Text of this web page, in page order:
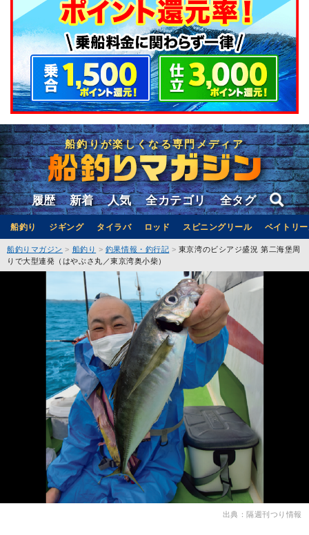
船釣りが楽しくなる専門メディア
履歴 新着 人気 全カテゴリ 全タグ
船釣り ジギング タイラバ ロッド スピニングリール ベイトリ
船釣りマガジン 船釣り 釣果情報・釣行記
東京湾のビシアジ盛況 第二海堡周
りで大型連発（はやぶさ丸／東京湾奥小柴）
出典：隔週刊つり情報